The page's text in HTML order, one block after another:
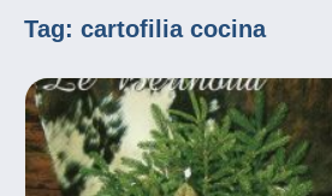
Tag: cartofilia cocina